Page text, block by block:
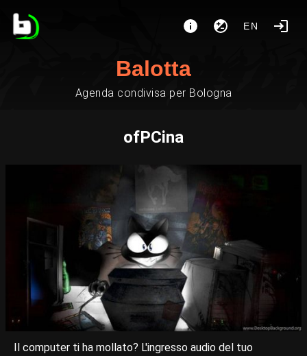
EN
Balotta
Agenda condivisa per Bologna
ofPCina
Il computer ti ha mollato? L'ingresso audio del tuo